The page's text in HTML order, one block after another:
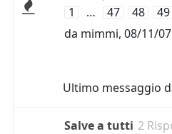
1
… 47 48 49
da mimmi, 08/11/
Ultimo messaggio
Salve a tutti 2